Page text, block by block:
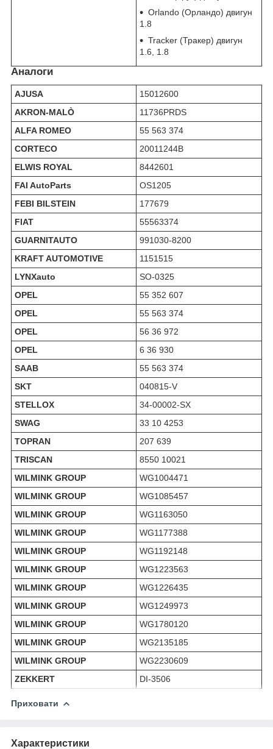
Orlando (Орландо) двигун
1.8
Tracker (Тракер) двигун
1.6, 1.8
Аналоги
AJUSA
15012600
AKRON-MALÒ
11736PRDS
ALFA ROMEO
55 563 374
CORTECO
20011244B
ELWIS ROYAL
8442601
FAI AutoParts
OS1205
FEBI BILSTEIN
177679
FIAT
55563374
GUARNITAUTO
991030-8200
KRAFT AUTOMOTIVE
1151515
LYNXauto
SO-0325
OPEL
55 352 607
OPEL
55 563 374
OPEL
56 36 972
OPEL
6 36 930
SAAB
55 563 374
SKT
040815-V
STELLOX
34-00002-SX
SWAG
33 10 4253
TOPRAN
207 639
TRISCAN
8550 10021
WILMINK GROUP
WG1004471
WILMINK GROUP
WG1085457
WILMINK GROUP
WG1163050
WILMINK GROUP
WG1177388
WILMINK GROUP
WG1192148
WILMINK GROUP
WG1223563
WILMINK GROUP
WG1226435
WILMINK GROUP
WG1249973
WILMINK GROUP
WG1780120
WILMINK GROUP
WG2135185
WILMINK GROUP
WG2230609
ZEKKERT
DI-3506
Приховати
Характеристики